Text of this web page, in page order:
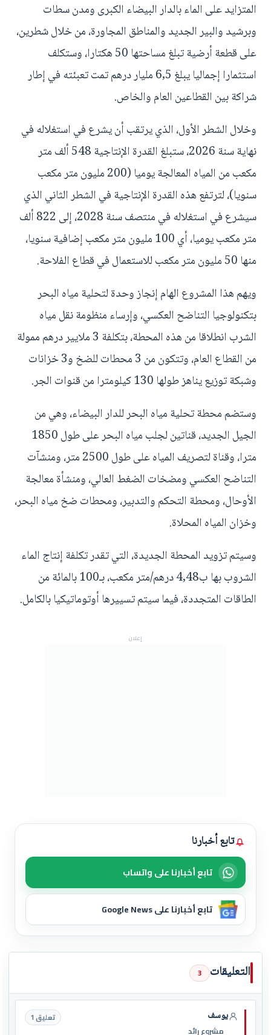
المتزايد على الماء بالدار البيضاء الكبرى ومدن سطات
وبرشيد والبير الجديد والمناطق المجاورة، من خلال شطرين،
على قطعة أرضية تبلغ مساحتها 50 هكتارا، وستكلف
استثمارا إجماليا يبلغ 6,5 مليار درهم تمت تعبئته في إطار
شراكة بين القطاعين العام والخاص.
وخلال الشطر الأول، الذي يرتقب أن يشرع في استغلاله في
نهاية سنة 2026، ستبلغ القدرة الإنتاجية 548 ألف متر
مكعب من المياه المعالجة يوميا (200 مليون متر مكعب
سنويا)، لترتفع هذه القدرة الإنتاجية في الشطر الثاني الذي
سيشرع في استغلاله في منتصف سنة 2028، إلى 822 ألف
متر مكعب يوميا، أي 100 مليون متر مكعب إضافية سنويا،
منها 50 مليون متر مكعب للاستعمال في قطاع الفلاحة.
ويهم هذا المشروع الهام إنجاز وحدة لتحلية مياه البحر
بتكنولوجيا التناضح العكسي، وإرساء منظومة نقل مياه
الشرب انطلاقا من هذه المحطة، بتكلفة 3 ملايير درهم ممولة
من القطاع العام، وتتكون من 3 محطات للضخ و3 خزانات
وشبكة توزيع يناهز طولها 130 كيلومترا من قنوات الجر.
وستضم محطة تحلية مياه البحر للدار البيضاء، وهي من
الجيل الجديد، قناتين لجلب مياه البحر على طول 1850
مترا، وقناة لتصريف المياه على طول 2500 متر، ومنشآت
التناضح العكسي ومضخات الضغط العالي، ومنشأة معالجة
الأوحال، ومحطة التحكم والتدبير، ومحطات ضخ مياه البحر،
وخزان المياه المحلاة.
وسيتم تزويد المحطة الجديدة، التي تقدر تكلفة إنتاج الماء
الشروب بها ب4,48 درهم/متر مكعب، بـ100 بالمائة من
الطاقات المتجددة، فيما سيتم تسييرها أوتوماتيكيا بالكامل.
إعلان
تابع أخبارنا
تابع أخبارنا على واتساب
تابع أخبارنا على Google News
التعليقات 3
يوسف
مشروع رائد
تعليق 1